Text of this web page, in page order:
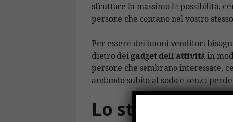
sfruttare la massimo le possibilità,
persone che contano nel vostro
Per essere dei buoni venditori
dietro dei gadget dell’attività in
persone che sembrano interessate,
andando subito al sodo e senza
Lo stand